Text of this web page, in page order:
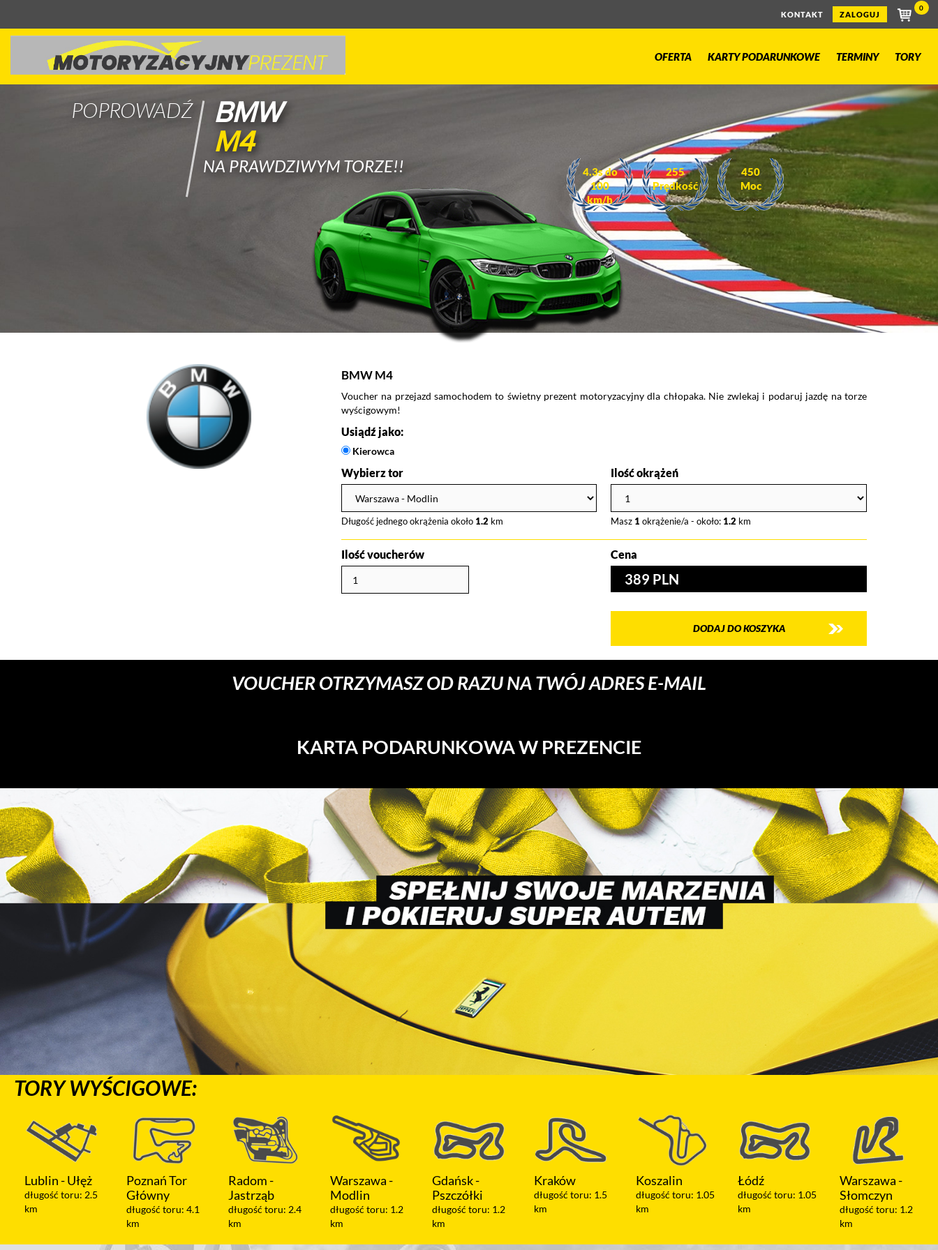
KONTAKT ZALOGUJ
0
OFERTA KARTY PODARUNKOWE TERMINY TORY
POPROWADŹ
BMW
M4
NA PRAWDZIWYM TORZE!!
4.3s do
100
km/h
255
Prędkość
450
Moc
BMW M4
Voucher na przejazd samochodem to świetny prezent motoryzacyjny dla chłopaka. Nie zwlekaj i podaruj jazdę na torze
wyścigowym!
Usiądź jako:
Kierowca
Wybierz tor
Długość jednego okrążenia około 1.2 km
Ilość okrążeń
Masz 1 okrążenie/a - około: 1.2 km
Ilość voucherów Cena
389 PLN
DODAJ DO KOSZYKA
VOUCHER OTRZYMASZ OD RAZU NA TWÓJ ADRES E-MAIL
KARTA PODARUNKOWA W PREZENCIE
TORY WYŚCIGOWE:
Poznań Tor
Główny
długość toru: 4.1
Radom -
Jastrząb
długość toru: 2.4
km
Warszawa -
Modlin
długość toru: 1.2
km
Gdańsk -
Pszczółki
długość toru: 1.2
km
Kraków
długość toru: 1.5
km
Koszalin
długość toru: 1.05
km
Łódź
długość toru: 1.05
km
Warszawa -
Słomczyn
długość toru: 1.2
Olsztyn
długość toru: 2 km